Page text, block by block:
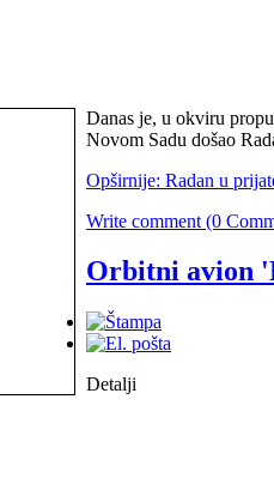
Danas je, u okviru
Novom Sadu došao
Opširnije: Radan u
Write comment (0
Orbitni avion
Detalji